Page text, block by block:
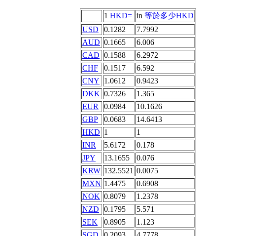
1 HKD= in 等於多少HKD
USD
0.1282
7.7992
AUD 0.1665
6.006
CAD 0.1588
6.2972
CHF
0.1517
6.592
CNY
1.0612
0.9423
DKK 0.7326
1.365
EUR
0.0984
10.1626
GBP
0.0683
14.6413
HKD 1
1
INR
5.6172
0.178
JPY
13.1655
0.076
KRW 132.5521 0.0075
MXN 1.4475
0.6908
NOK 0.8079
1.2378
NZD
0.1795
5.571
SEK
0.8905
1.123